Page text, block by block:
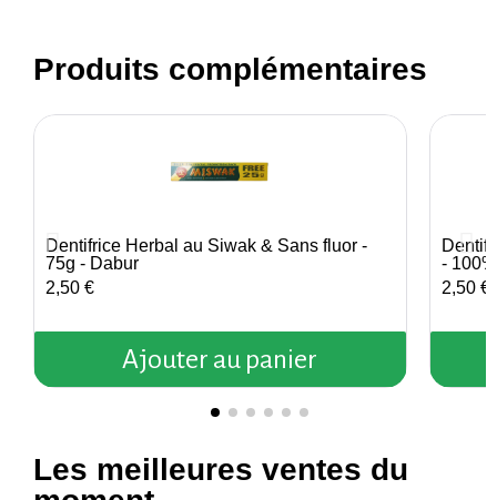
Produits complémentaires
Aperçu rapide
Dentifrice Herbal au Siwak & Sans fluor -
75g - Dabur
2,50 €
Ajouter au panier
-
2,50 €
Les meilleures ventes du